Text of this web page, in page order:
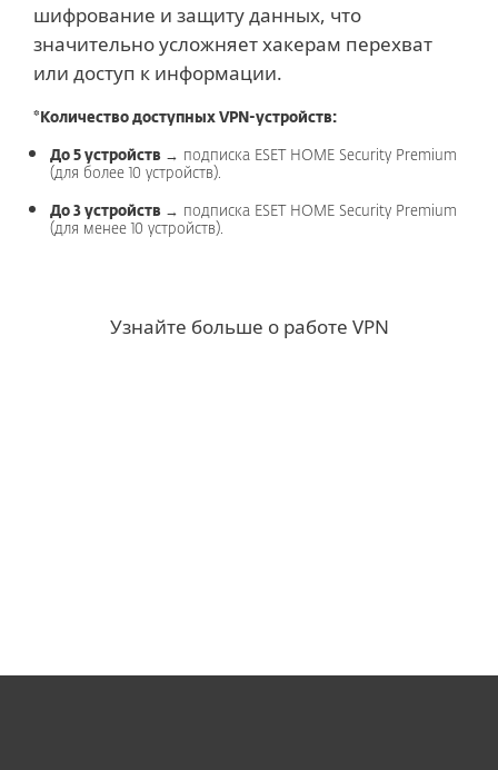
шифрование и защиту данных, что
значительно усложняет хакерам перехват
или доступ к информации.
*Количество доступных VPN-устройств:
До 5 устройств → подписка ESET HOME Security Premium
(для более 10 устройств).
До 3 устройств → подписка ESET HOME Security Premium
(для менее 10 устройств).
Узнайте больше о работе VPN